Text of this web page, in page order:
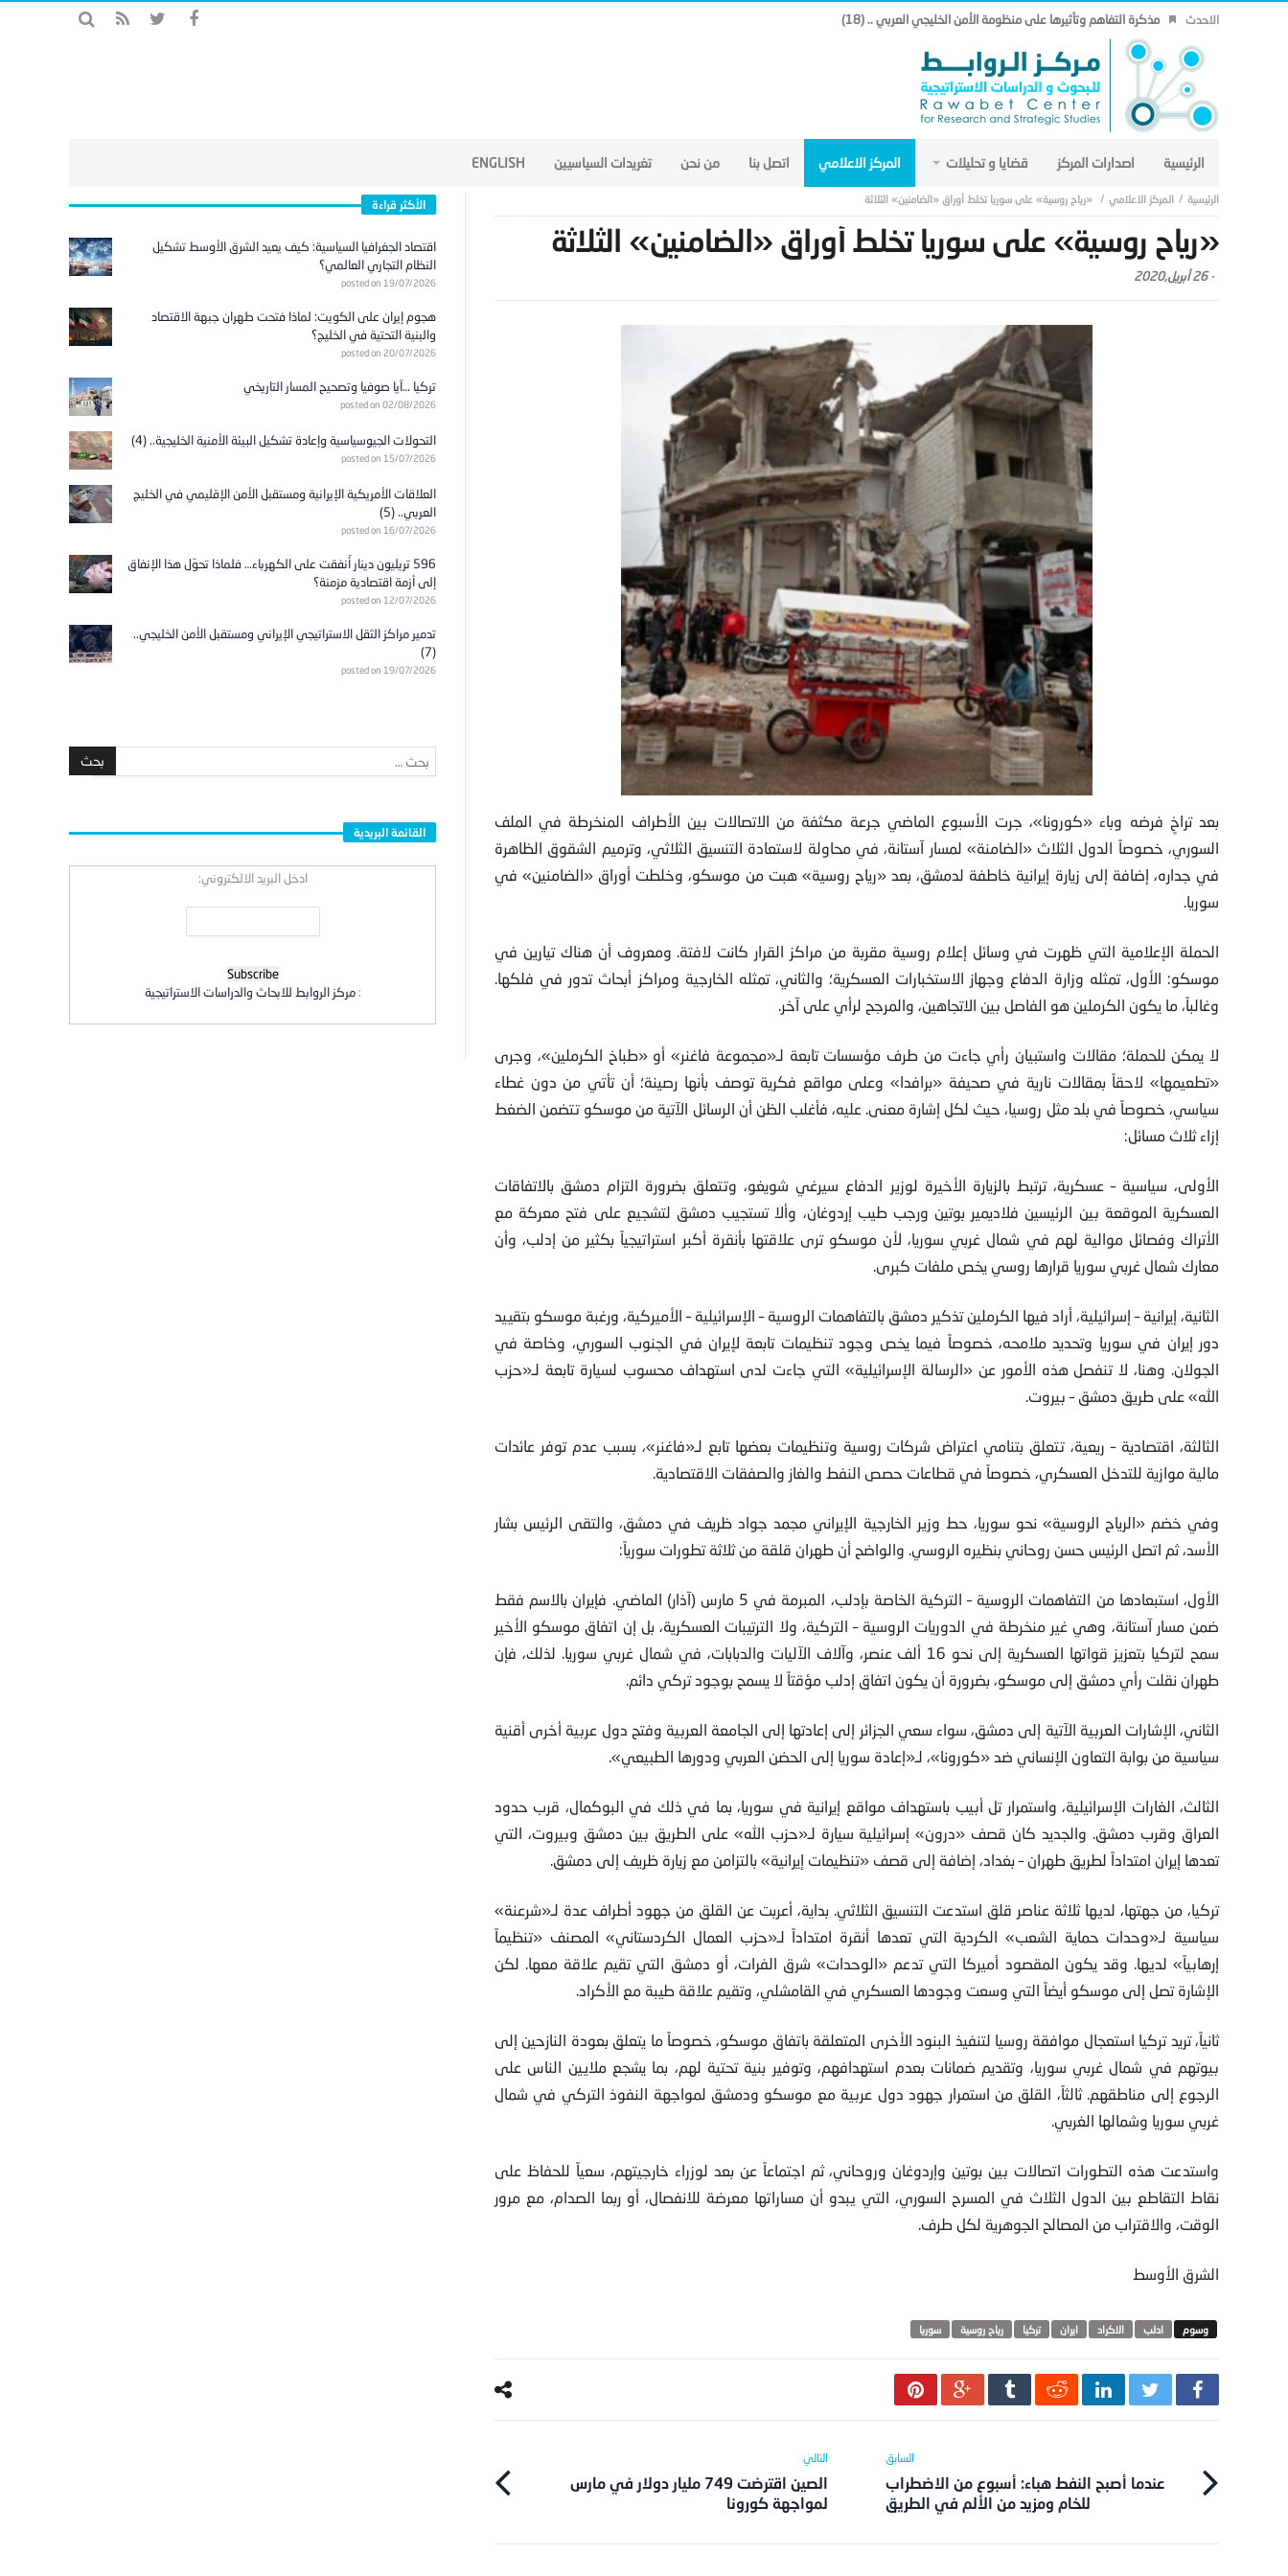
الاحدث مذكرة التفاهم وتأثيرها على منظومة الأمن الخليجي العربي .. (18)
الرئيسية اصدارات المركز قضايا و تحليلات المركز الاعلامي اتصل بنا من نحن تغريدات السياسيين ENGLISH
المركز الاعلامي «رياح روسية» على سوريا تخلط أوراق «الضامنين» الثلاثة
«رياح روسية» على سوريا تخلط أوراق «الضامنين» الثلاثة
-26 أبريل,2020
بعد تراخٍ فرضه وباء «كورونا»، جرت الأسبوع الماضي جرعة مكثفة من الاتصالات بين الأطراف المنخرطة في الملف
السوري، خصوصاً الدول الثلاث «الضامنة» لمسار آستانة، في محاولة لاستعادة التنسيق الثلاثي، وترميم الشقوق الظاهرة
في جداره، إضافة إلى زيارة إيرانية خاطفة لدمشق، بعد «رياح روسية» هبت من موسكو، وخلطت أوراق «الضامنين» في
سوريا.
الحملة الإعلامية التي ظهرت في وسائل إعلام روسية مقربة من مراكز القرار كانت لافتة. ومعروف أن هناك تيارين في
موسكو: الأول، تمثله وزارة الدفاع وجهاز الاستخبارات العسكرية؛ والثاني، تمثله الخارجية ومراكز أبحاث تدور في فلكها.
وغالباً، ما يكون الكرملين هو الفاصل بين الاتجاهين، والمرجح لرأي على آخر.
لا يمكن للحملة؛ مقالات واستبيان رأي جاءت من طرف مؤسسات تابعة لـ«مجموعة فاغنر» أو «طباخ الكرملين»، وجرى
«تطعيمها» لاحقاً بمقالات نارية في صحيفة «برافدا» وعلى مواقع فكرية توصف بأنها رصينة؛ أن تأتي من دون غطاء
سياسي، خصوصاً في بلد مثل روسيا، حيث لكل إشارة معنى. عليه، فأغلب الظن أن الرسائل الآتية من موسكو تتضمن الضغط
إزاء ثلاث مسائل:
الأولى، سياسية – عسكرية، ترتبط بالزيارة الأخيرة لوزير الدفاع سيرغي شويغو، وتتعلق بضرورة التزام دمشق بالاتفاقات
العسكرية الموقعة بين الرئيسين فلاديمير بوتين ورجب طيب إردوغان، وألا تستجيب دمشق لتشجيع على فتح معركة مع
الأتراك وفصائل موالية لهم في شمال غربي سوريا، لأن موسكو ترى علاقتها بأنقرة أكبر استراتيجياً بكثير من إدلب، وأن
معارك شمال غربي سوريا قرارها روسي يخص ملفات كبرى.
الثانية، إيرانية – إسرائيلية، أراد فيها الكرملين تذكير دمشق بالتفاهمات الروسية – الإسرائيلية – الأميركية، ورغبة موسكو بتقييد
دور إيران في سوريا وتحديد ملامحه، خصوصاً فيما يخص وجود تنظيمات تابعة لإيران في الجنوب السوري، وخاصة في
الجولان. وهنا، لا تنفصل هذه الأمور عن «الرسالة الإسرائيلية» التي جاءت لدى استهداف محسوب لسيارة تابعة لـ«حزب
الله» على طريق دمشق – بيروت.
الثالثة، اقتصادية – ريعية، تتعلق بتنامي اعتراض شركات روسية وتنظيمات بعضها تابع لـ«فاغنر»، بسبب عدم توفر عائدات
مالية موازية للتدخل العسكري، خصوصاً في قطاعات حصص النفط والغاز والصفقات الاقتصادية.
وفي خضم «الرياح الروسية» نحو سوريا، حط وزير الخارجية الإيراني مجمد جواد ظريف في دمشق، والتقى الرئيس بشار
الأسد، ثم اتصل الرئيس حسن روحاني بنظيره الروسي. والواضح أن طهران قلقة من ثلاثة تطورات سورياً:
الأول، استبعادها من التفاهمات الروسية – التركية الخاصة بإدلب، المبرمة في 5 مارس (آذار) الماضي. فإيران بالاسم فقط
ضمن مسار آستانة، وهي غير منخرطة في الدوريات الروسية – التركية، ولا الترتيبات العسكرية، بل إن اتفاق موسكو الأخير
سمح لتركيا بتعزيز قواتها العسكرية إلى نحو 16 ألف عنصر، وآلاف الآليات والدبابات، في شمال غربي سوريا. لذلك، فإن
طهران نقلت رأي دمشق إلى موسكو، بضرورة أن يكون اتفاق إدلب مؤقتاً لا يسمح بوجود تركي دائم.
الثاني، الإشارات العربية الآتية إلى دمشق، سواء سعي الجزائر إلى إعادتها إلى الجامعة العربية وفتح دول عربية أخرى أقنية
سياسية من بوابة التعاون الإنساني ضد «كورونا»، لـ«إعادة سوريا إلى الحضن العربي ودورها الطبيعي».
الثالث، الغارات الإسرائيلية، واستمرار تل أبيب باستهداف مواقع إيرانية في سوريا، بما في ذلك في البوكمال، قرب حدود
العراق وقرب دمشق. والجديد كان قصف «درون» إسرائيلية سيارة لـ«حزب الله» على الطريق بين دمشق وبيروت، التي
تعدها إيران امتداداً لطريق طهران – بغداد، إضافة إلى قصف «تنظيمات إيرانية» بالتزامن مع زيارة ظريف إلى دمشق.
تركيا، من جهتها، لديها ثلاثة عناصر قلق استدعت التنسيق الثلاثي. بداية، أعربت عن القلق من جهود أطراف عدة لـ«شرعنة»
سياسية لـ«وحدات حماية الشعب» الكردية التي تعدها أنقرة امتداداً لـ«حزب العمال الكردستاني» المصنف «تنظيماً
إرهابياً» لديها. وقد يكون المقصود أميركا التي تدعم «الوحدات» شرق الفرات، أو دمشق التي تقيم علاقة معها. لكن
الإشارة تصل إلى موسكو أيضاً التي وسعت وجودها العسكري في القامشلي، وتقيم علاقة طيبة مع الأكراد.
ثانياً، تريد تركيا استعجال موافقة روسيا لتنفيذ البنود الأخرى المتعلقة باتفاق موسكو، خصوصاً ما يتعلق بعودة النازحين إلى
بيوتهم في شمال غربي سوريا، وتقديم ضمانات بعدم استهدافهم، وتوفير بنية تحتية لهم، بما يشجع ملايين الناس على
الرجوع إلى مناطقهم. ثالثاً، القلق من استمرار جهود دول عربية مع موسكو ودمشق لمواجهة النفوذ التركي في شمال
غربي سوريا وشمالها الغربي.
واستدعت هذه التطورات اتصالات بين بوتين وإردوغان وروحاني، ثم اجتماعاً عن بعد لوزراء خارجيتهم، سعياً للحفاظ على
نقاط التقاطع بين الدول الثلاث في المسرح السوري، التي يبدو أن مساراتها معرضة للانفصال، أو ربما الصدام، مع مرور
الوقت، والاقتراب من المصالح الجوهرية لكل طرف.
الشرق الأوسط
ادلب الاكراد ايران تركيا رياح روسية سوريا
عندما أصبح النفط هباء: أسبوع من الاضطراب
للخام ومزيد من الألم في الطريق
الصين اقترضت 749 مليار دولار في مارس
لمواجهة كورونا
الأكثر قراءة
اقتصاد الجغرافيا السياسية: كيف يعيد الشرق الأوسط تشكيل
النظام التجاري العالمي؟
posted on 19/07/2026
هجوم إيران على الكويت: لماذا فتحت طهران جبهة الاقتصاد
والبنية التحتية في الخليج؟
posted on 20/07/2026
تركيا …آيا صوفيا وتصحيح المسار التاريخي
posted on 02/08/2026
التحولات الجيوسياسية وإعادة تشكيل البيئة الأمنية الخليجية.. (4)
posted on 15/07/2026
العلاقات الأمريكية الإيرانية ومستقبل الأمن الإقليمي في الخليج
العربي.. (5)
posted on 16/07/2026
596 تريليون دينار أُنفقت على الكهرباء… فلماذا تحوّل هذا الإنفاق
إلى أزمة اقتصادية مزمنة؟
posted on 12/07/2026
تدمير مراكز الثقل الاستراتيجي الإيراني ومستقبل الأمن الخليجي..
(7)
posted on 19/07/2026
القائمة البريدية
ادخل البريد الالكتروني:
:مركز الروابط للابحاث والدراسات الاستراتيجية